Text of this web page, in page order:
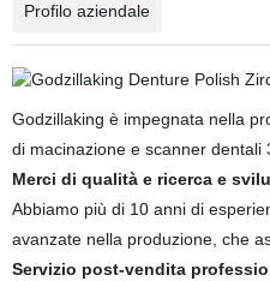
Profilo aziendale
Godzillaking è impegnata nella
di macinazione e scanner dentali
Merci di qualità e ricerca e
Abbiamo più di 10 anni di
avanzate nella produzione, che
Servizio post-vendita